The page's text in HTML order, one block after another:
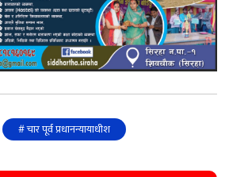
# चार पूर्व प्रधानन्यायाधीश